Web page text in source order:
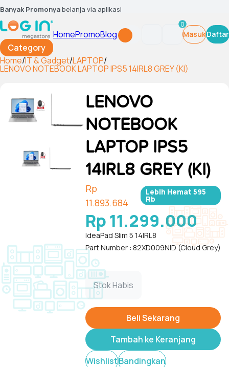
Banyak Promonyabelanja via aplikasi
Category
HomePromoBlog
0
MasukDaftar
Home/IT & Gadget/LAPTOP/
LENOVO NOTEBOOK LAPTOP IPS5 14IRL8 GREY (KI)
LENOVO
NOTEBOOK
LAPTOP IPS5
14IRL8 GREY (KI)
Rp
11.893.684
Lebih Hemat595
Rb
Rp 11.299.000
IdeaPad Slim 5 14IRL8
Part Number : 82XD009NID (Cloud Grey)
Stok Habis
Beli Sekarang
Tambah ke Keranjang
WishlistBandingkan